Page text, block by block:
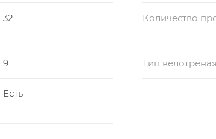
32 Количество
9 Тип
Есть